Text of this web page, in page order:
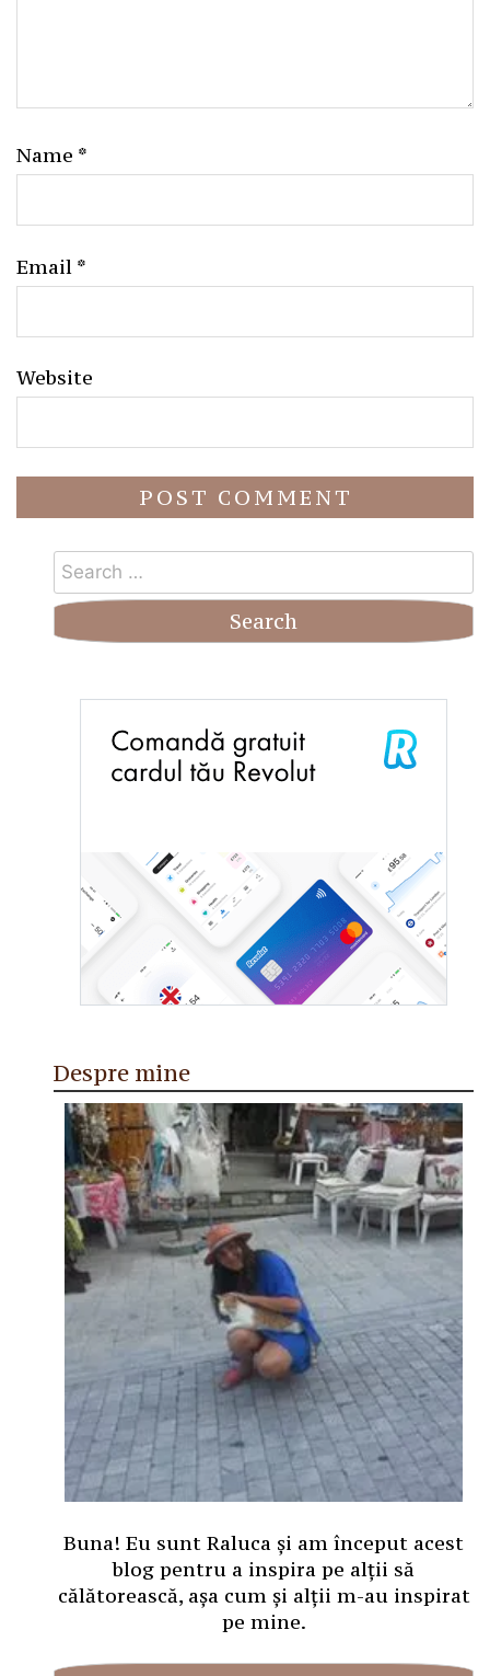
Name *
Email *
Website
Search
for:
Despre mine
Buna! Eu sunt Raluca și am început acest
blog pentru a inspira pe alții să
călătorească, așa cum și alții m-au inspirat
pe mine.